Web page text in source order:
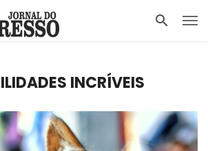
INCRÍVEIS